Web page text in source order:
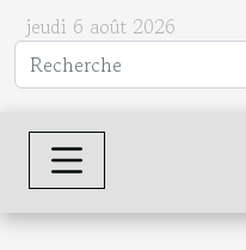
jeudi 6 août 2026